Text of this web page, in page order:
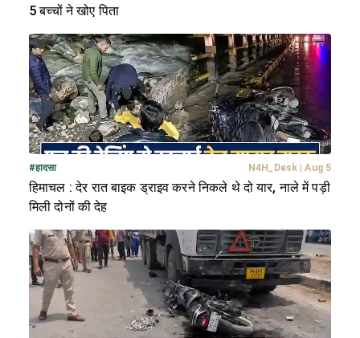
5 बच्चों ने खोए पिता
#हादसा N4H_Desk | Aug 5
हिमाचल : देर रात बाइक ड्राइव करने निकले थे दो यार, नाले में पड़ी
मिली दोनों की देह